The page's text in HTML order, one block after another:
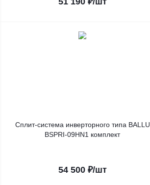
Сплит-система инверторного типа BALLU
BSPRI-09HN1 комплект
54 500₽/шт